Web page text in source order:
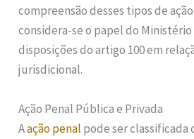
compreensão desses tipos de
considera-se o papel do Ministério
disposições do artigo 100 em
jurisdicional.
Ação Penal Pública e Privada
Aação penal pode ser classificada